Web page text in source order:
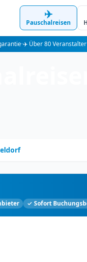
✈️
Pauschalreisen
·✈️ Über 80 Veranstalter
✓ Sofort